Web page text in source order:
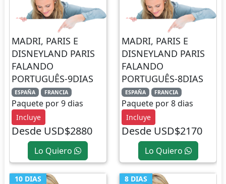
MADRI, PARIS E
DISNEYLAND PARIS
FALANDO
PORTUGUÊS-9DIAS
ESPAÑA FRANCIA
Paquete por 9 dias
Incluye
Desde USD$2880
Lo Quiero
MADRI, PARIS E
DISNEYLAND PARIS
FALANDO
PORTUGUÊS-8DIAS
ESPAÑA FRANCIA
Paquete por 8 dias
Incluye
Desde USD$2170
Lo Quiero
10 DIAS 8 DIAS